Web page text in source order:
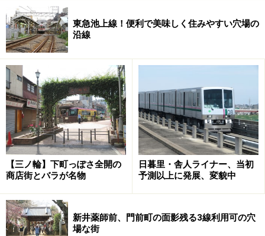
いい散歩コースになっています。
右手は駅からの商店街で、通り沿いには店舗が。しかし、
右手美しが丘公園以遠は店舗は少なくなる
もうひとつの特徴は、住宅と商業施設が明確に分けられ
ていること。駅からバス通りを歩いてみると、通りに面
しては病院や店舗がありますが、住宅内に入ると皆無。
これは建築協定で美しが丘公園、たまプラーザ団地以遠
は一戸建ての住宅地域とされているため。住宅地内の静
かで安全な環境はこうした配慮の賜物なのです。
東急池上線！便利で美味しく住みやすい穴場の
沿線
【三ノ輪】下町っぽさ全開の
商店街とバラが名物
日暮里・舎人ライナー、当初
予測以上に発展、変貌中
新井薬師前、門前町の面影残る3線利用可の穴
場な街